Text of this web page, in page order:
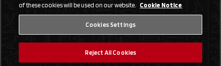
of these cookies will be used on our website. Cookie Notice
Cookies Settings
Reject All Cookies